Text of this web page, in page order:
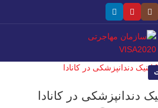
دندانپزشکی در کانادا